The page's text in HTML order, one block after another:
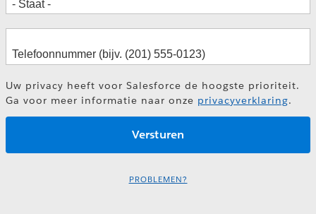
Uw privacy heeft voor Salesforce de hoogste prioriteit.
Ga voor meer informatie naar onze privacyverklaring.
PROBLEMEN?